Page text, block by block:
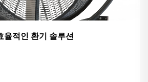
율적인 환기 솔루션